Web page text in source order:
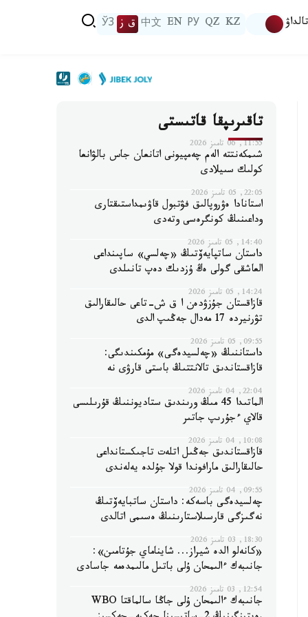
تالداۋ KZ
QZ
РУ
EN
中文 ق ز ЎЗ
تاقىرىپقا قاتىستى
11:55, 06 تامىز 2026
شىمكەنتتە الەم چەمپيونى اتانعان جاس بالۋانعا
كولىك سىيلادى
22:05, 05 تامىز 2026
استانادا ەۋروپالىق فۋتبول قاۋىمداستىقتارى
وداعىنىڭ كونگرەسى وتەدى
14:40, 05 تامىز 2026
داستان ساتپايەۆتىڭ «چەلسي» ساپىنداعى
العاشقى گولى ەڭ ۇزدىك دەپ تانىلدى
14:24, 05 تامىز 2026
قازاقستان جۇزۋدەن ا ق ش-تاعى حالىقارالىق
تۋرنيردە 17 مەدال جەڭىپ الدى
09:55, 05 تامىز 2026
داستاننىڭ «چەلسيدەگى» مۇمكىندىگى:
قازاقستاندىق تالانتتىڭ باستى قارۋى نە
22:04, 04 تامىز 2026
الماتىدا 45 مىڭ ورىندىق ستاديوننىڭ قۇرىلىسى
قالاي ءجۇرىپ جاتىر
10:08, 04 تامىز 2026
قازاقستاندىق جەڭىل اتلەت تاجىكستانداعى
حالىقارالىق مارافوندا قولا جۇلدە يەلەندى
09:55, 04 تامىز 2026
چەلسيدەگى باسەكە: داستان ساتبايەۆتىڭ
نەگىزگى قارسىلاستارىنىڭ ەسىمى اتالدى
18:30, 03 تامىز 2026
«كانەلو الدە شيراز... شايناماي جۇتامىن»:
جانىبەك ءالىمحان ۇلى باتىل مالىمدەمە جاسادى
12:54, 03 تامىز 2026
جانىبەك ءالىمحان ۇلى جاڭا سالماقتا WBO